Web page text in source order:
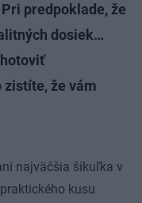
predpoklade, že
dosiek…
zistíte, že vám
najväčšia šikuľka v
kusu